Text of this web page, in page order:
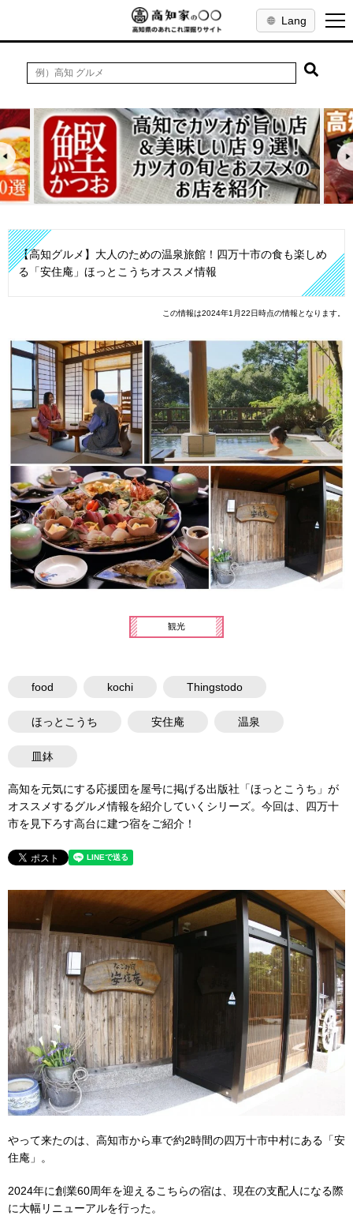
Lang
【高知グルメ】大人のための温泉旅館！四万十市の食も楽しめ
る「安住庵」ほっとこうちオススメ情報
この情報は2024年1月22日時点の情報となります。
観光
food kochi Thingstodo
ほっとこうち 安住庵 温泉
皿鉢
高知を元気にする応援団を屋号に掲げる出版社「ほっとこうち」が
オススメするグルメ情報を紹介していくシリーズ。今回は、四万十
市を見下ろす高台に建つ宿をご紹介！
やって来たのは、高知市から車で約2時間の四万十市中村にある「安
住庵」。
2024年に創業60周年を迎えるこちらの宿は、現在の支配人になる際
に大幅リニューアルを行った。